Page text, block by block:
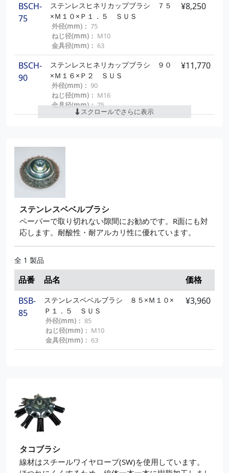
BSCH-
75
ステンレスヒネリカップブラシ ７５
×Ｍ１０×Ｐ１．５ ＳＵＳ
外径(mm)： 75
ねじ径(mm)： M10
金具径(mm)： 63
¥8,250
BSCH-
90
ステンレスヒネリカップブラシ ９０
×Ｍ１６×Ｐ２ ＳＵＳ
外径(mm)： 90
ねじ径(mm)： M16
金具径(mm)：75
¥11,770
外径(mm)：
金具径(mm)：
スクロールでさらに表示
ステンレスベベルブラシ
ペーパーで取り切れない隙間にお勧めです。R面にも対
応します。耐酸性・耐アルカリ性に優れています。
全 1 製品
品番 品名
価格
BSB-
85
ステンレスベベルブラシ ８５×Ｍ１０×
Ｐ１．５ ＳＵＳ
外径(mm)： 85
ねじ径(mm)： M10
金具径(mm)： 63
¥3,960
タコブラシ
線材はスチールワイヤロープ(SW)を使用しています。